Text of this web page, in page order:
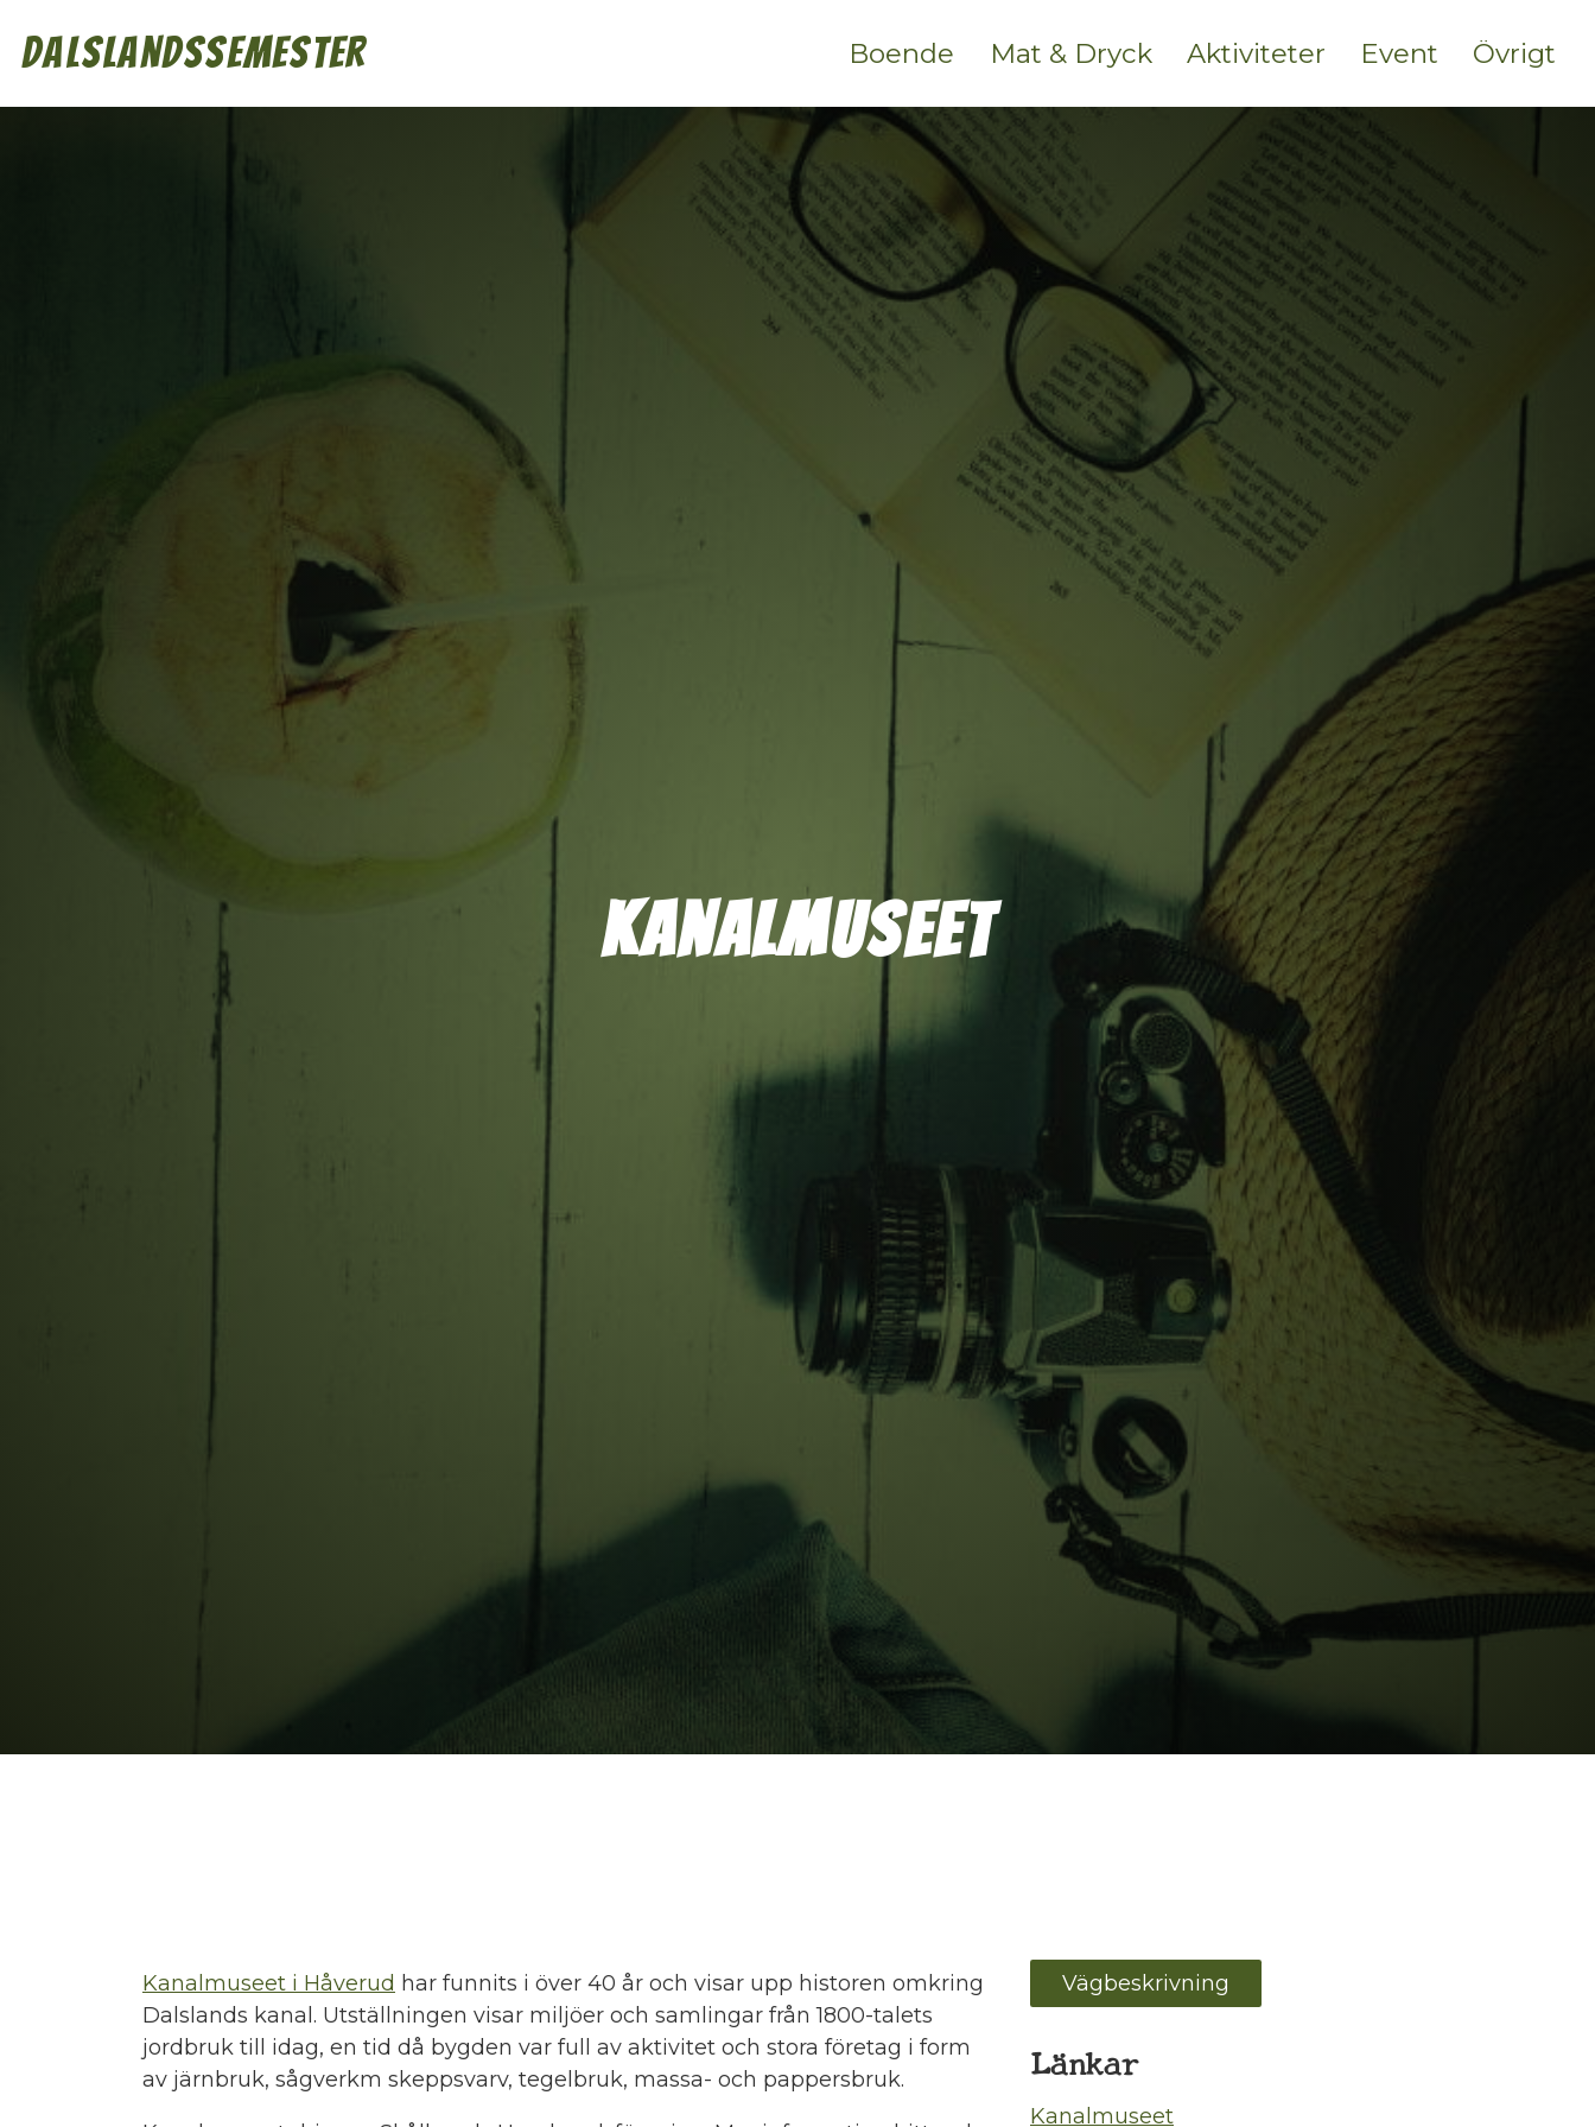
Dalslandssemester Boende Mat & Dryck Aktiviteter Event Övrigt
Kanalmuseet
Kanalmuseet i Håverud har funnits i över 40 år och visar upp historen omkring
Dalslands kanal. Utställningen visar miljöer och samlingar från 1800-talets
jordbruk till idag, en tid då bygden var full av aktivitet och stora företag i form
av järnbruk, sågverkm skeppsvarv, tegelbruk, massa- och pappersbruk.
Vägbeskrivning
Länkar
Kanalmuseet